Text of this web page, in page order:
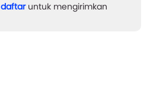
daftaruntuk mengirimkan